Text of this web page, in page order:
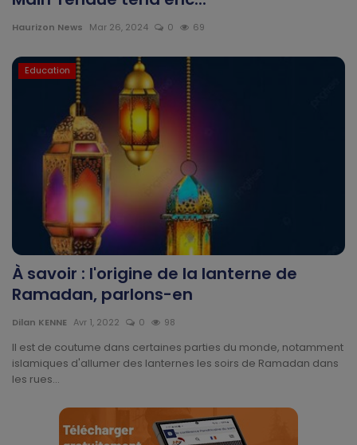
Technologie
Articles Sponsorisés
Education
Santé
Économie
Sport
Divers
Actu People
Haurizon News Mar 26, 2024 0 69
Education
À savoir : l'origine de la lanterne de
Ramadan, parlons-en
Dilan KENNE Avr 1, 2022 0 98
Il est de coutume dans certaines parties du monde, notamment
islamiques d'allumer des lanternes les soirs de Ramadan dans
les rues...